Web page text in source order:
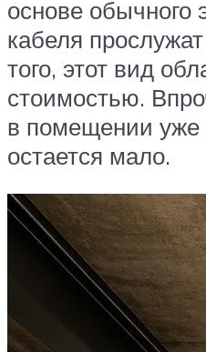
основе обычного
кабеля
того, этот вид
стоимостью.
в помещении уже
остается мало.